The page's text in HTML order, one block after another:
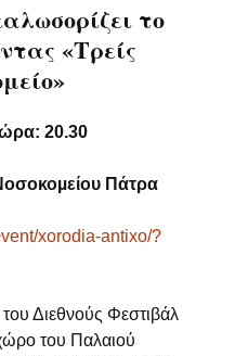
το
«Τρείς
20.30
Πάτρα
xorodia-antixo/?
Διεθνούς Φεστιβάλ
του Παλαιού